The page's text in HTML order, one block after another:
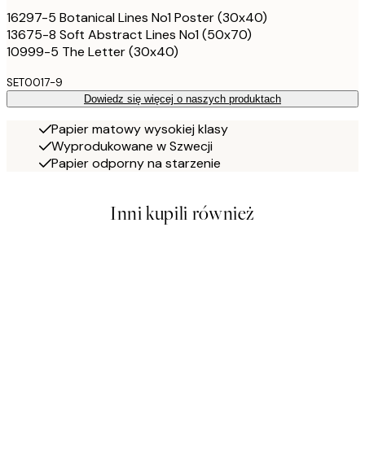
16297-5 Botanical Lines No1 Poster (30x40)
13675-8 Soft Abstract Lines No1 (50x70)
10999-5 The Letter (30x40)
SET0017-9
Dowiedz się więcej o naszych produktach
Papier matowy wysokiej klasy
Wyprodukowane w Szwecji
Papier odporny na starzenie
Inni kupili również